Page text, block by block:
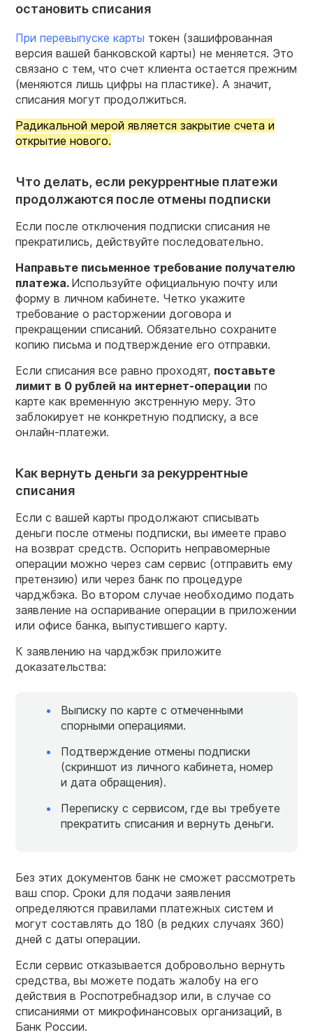
остановить списания
При перевыпуске карты токен (зашифрованная
версия вашей банковской карты) не меняется. Это
связано с тем, что счет клиента остается прежним
(меняются лишь цифры на пластике). А значит,
списания могут продолжиться.
Радикальной мерой является закрытие счета и
открытие нового.
Что делать, если рекуррентные платежи
продолжаются после отмены подписки
Если после отключения подписки списания не
прекратились, действуйте последовательно.
Направьте письменное требование получателю
платежа. Используйте официальную почту или
форму в личном кабинете. Четко укажите
требование о расторжении договора и
прекращении списаний. Обязательно сохраните
копию письма и подтверждение его отправки.
Если списания все равно проходят, поставьте
лимит в 0 рублей на интернет-операции по
карте как временную экстренную меру. Это
заблокирует не конкретную подписку, а все
онлайн-платежи.
Как вернуть деньги за рекуррентные
списания
Если с вашей карты продолжают списывать
деньги после отмены подписки, вы имеете право
на возврат средств. Оспорить неправомерные
операции можно через сам сервис (отправить ему
претензию) или через банк по процедуре
чарджбэка. Во втором случае необходимо подать
заявление на оспаривание операции в приложении
или офисе банка, выпустившего карту.
К заявлению на чарджбэк приложите
доказательства:
Выписку по карте с отмеченными
спорными операциями.
Подтверждение отмены подписки
(скриншот из личного кабинета, номер
и дата обращения).
Переписку с сервисом, где вы требуете
прекратить списания и вернуть деньги.
Без этих документов банк не сможет рассмотреть
ваш спор. Сроки для подачи заявления
определяются правилами платежных систем и
могут составлять до 180 (в редких случаях 360)
дней с даты операции.
Если сервис отказывается добровольно вернуть
средства, вы можете подать жалобу на его
действия в Роспотребнадзор или, в случае со
списаниями от микрофинансовых организаций, в
Банк России.